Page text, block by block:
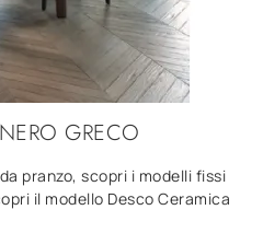
GRECO
pranzo, scopri i modelli fissi
il modello Desco Ceramica